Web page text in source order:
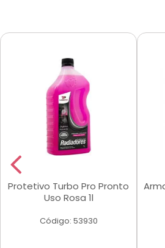
Protetivo Turbo Pro Pronto
Uso Rosa 1l
Código: 53930